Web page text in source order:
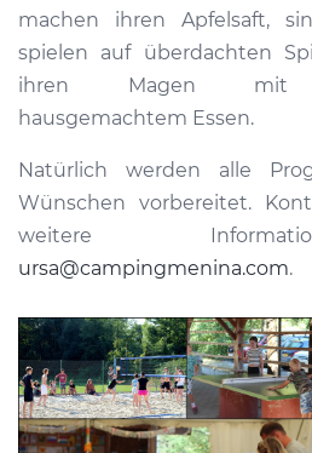
machen ihren Apfelsaft,
spielen auf überdachten
ihren Magen mit
hausgemachtem Essen.
Natürlich werden alle
Wünschen vorbereitet.
weitere
ursa@campingmenina.com.